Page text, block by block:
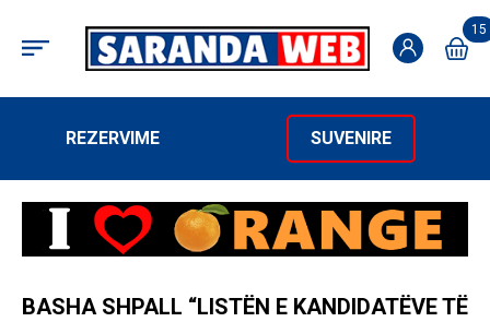
15
REZERVIME SUVENIRE
BASHA SHPALL “LISTËN E KANDIDATËVE TË